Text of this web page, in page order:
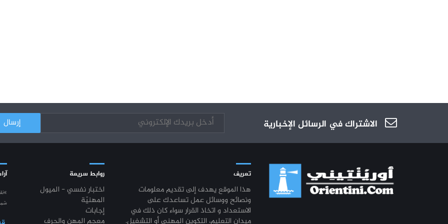
الاشتراك في الرسائل الإخبارية
تعريف
هذا الموقع يهدف إلى تقديم معلومات
ونصائح ووسائل عمل تساعدك على
الاستعداد و اتخاذ القرار سواء كان ذلك في
روابط سريعة
اختبار نفسي - الميول
المهنيّة
إجابات